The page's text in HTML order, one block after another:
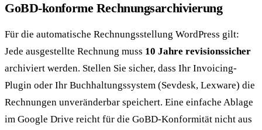
GoBD-konforme Rechnungsarchivierung
Für die automatische Rechnungsstellung WordPress gilt:
Jede ausgestellte Rechnung muss 10 Jahre revisionssicher
archiviert werden. Stellen Sie sicher, dass Ihr Invoicing-
Plugin oder Ihr Buchhaltungssystem (Sevdesk, Lexware) die
Rechnungen unveränderbar speichert. Eine einfache Ablage
im Google Drive reicht für die GoBD-Konformität nicht aus